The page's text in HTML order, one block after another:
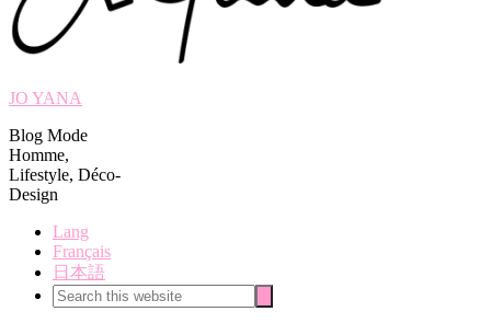
JO YANA
Blog Mode
Homme,
Lifestyle, Déco-
Design
Lang
Français
日本語
Search
this